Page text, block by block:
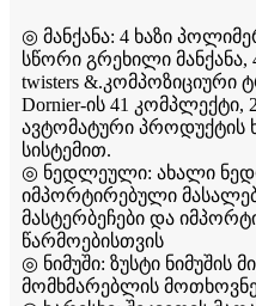
◎ მანქანა: 4 ხაზი
სწორი გრეხილი
twisters &.კომპოზიციური
Dornier-ის 41 კომპლექტი,
ავტომატური პროდუქტის
სისტემით.
◎ ნედლეული: ახალი
იმპორტირებული
მასტერბეჩები და
წარმოებისთვის
◎ ნიმუში: ზუსტი ნიმუშის
მომხმარებლის